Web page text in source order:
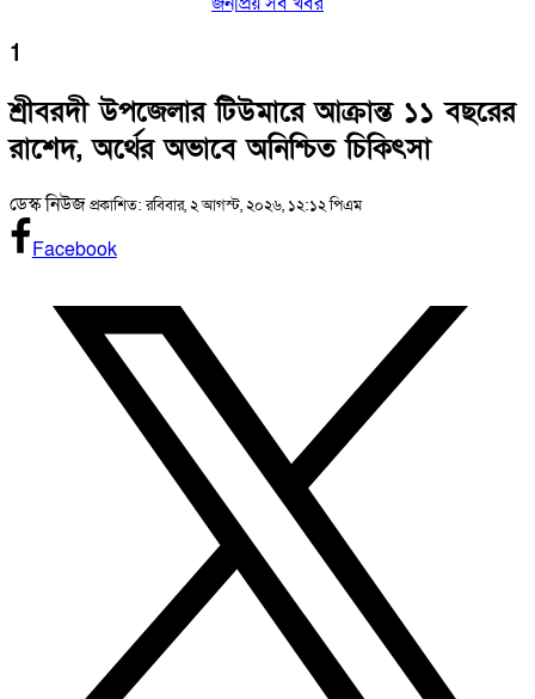
1
শ্রীবরদী উপজেলার টিউমারে আক্রান্ত ১১ বছরের
রাশেদ, অর্থের অভাবে অনিশ্চিত চিকিৎসা
ডেস্ক নিউজপ্রকাশিত: রবিবার, ২ আগস্ট, ২০২৬, ১২:১২ পিএম
Facebook